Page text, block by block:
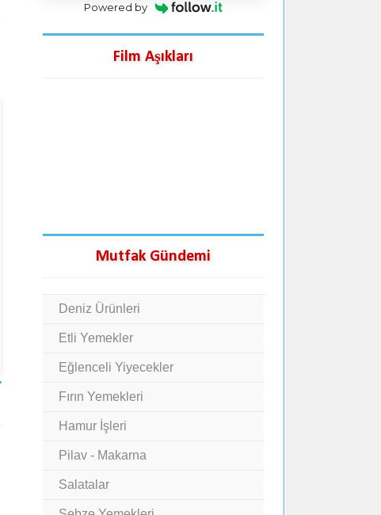
Powered by
Film Aşıkları
Mutfak Gündemi
Deniz Ürünleri
Etli Yemekler
Eğlenceli Yiyecekler
Fırın Yemekleri
Hamur İşleri
Pilav - Makarna
Salatalar